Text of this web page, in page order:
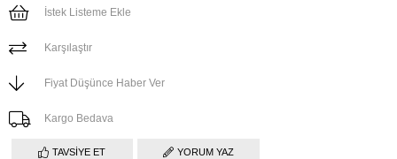
İstek Listeme Ekle
Karşılaştır
Fiyat Düşünce Haber Ver
Kargo Bedava
TAVSIYE ET YORUM YAZ